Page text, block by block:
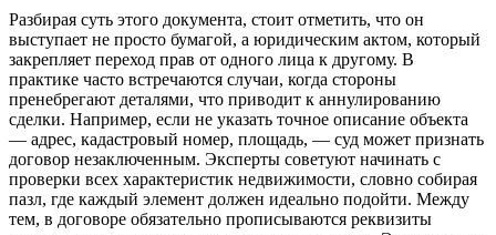
Разбирая суть этого документа, стоит отметить, что он
выступает не просто бумагой, а юридическим актом, который
закрепляет переход прав от одного лица к другому. В
практике часто встречаются случаи, когда стороны
пренебрегают деталями, что приводит к аннулированию
сделки. Например, если не указать точное описание объекта
— адрес, кадастровый номер, площадь, — суд может признать
договор незаключенным. Эксперты советуют начинать с
проверки всех характеристик недвижимости, словно собирая
пазл, где каждый элемент должен идеально подойти. Между
тем, в договоре обязательно прописываются реквизиты